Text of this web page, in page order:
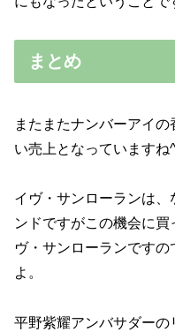
まとめ
またまたナンバーアイ
い売上となっていますね
イヴ・サンローランは
ンドですがこの機会に
ヴ・サンローランです
よ。
平野紫耀アンバサダーの